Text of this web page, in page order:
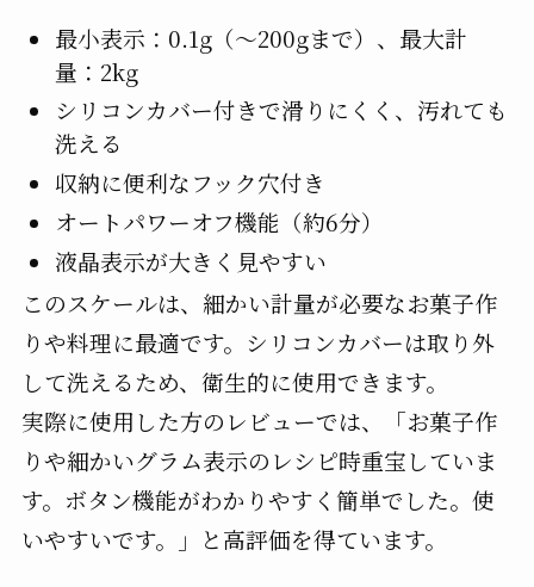
最小表示：0.1g（～200gまで）、最大計
量：2kg
シリコンカバー付きで滑りにくく、汚れても
洗える
収納に便利なフック穴付き
オートパワーオフ機能（約6分）
液晶表示が大きく見やすい
このスケールは、細かい計量が必要なお菓子作
りや料理に最適です。シリコンカバーは取り外
して洗えるため、衛生的に使用できます。
実際に使用した方のレビューでは、「お菓子作
りや細かいグラム表示のレシピ時重宝していま
す。ボタン機能がわかりやすく簡単でした。使
いやすいです。」と高評価を得ています。